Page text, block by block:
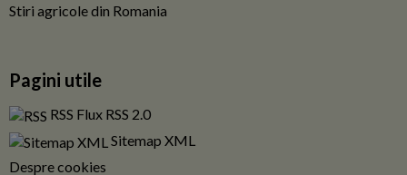
Stiri agricole din Romania
Pagini utile
RSS Flux RSS 2.0
Sitemap XML
Despre cookies